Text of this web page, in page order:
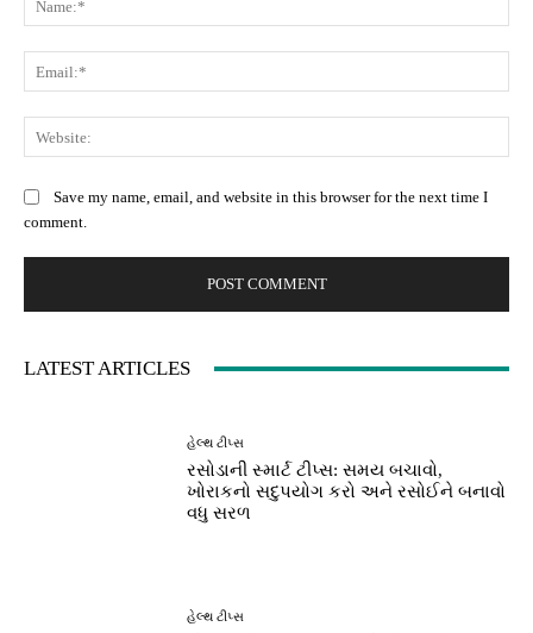
Save my name, email, and website in this browser for the next time I
comment.
LATEST ARTICLES
હેલ્થ ટીપ્સ
રસોડાની સ્માર્ટ ટીપ્સ: સમય બચાવો,
ખોરાકનો સદુપયોગ કરો અને રસોઈને બનાવો
વધુ સરળ
હેલ્થ ટીપ્સ